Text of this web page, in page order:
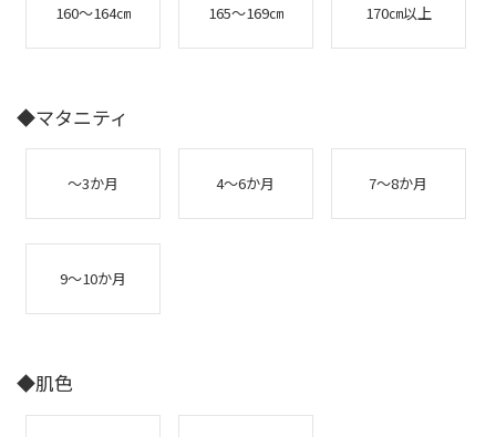
160～164㎝ 165～169㎝ 170㎝以上
◆マタニティ
～3か月 4～6か月 7～8か月
9～10か月
◆肌色